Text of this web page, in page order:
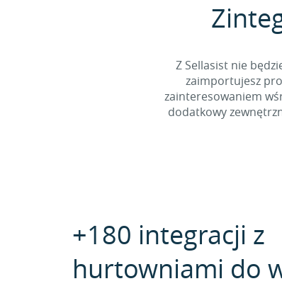
Z Sellasist nie
zaimportujesz
zainteresowaniem
dodatkowy
+180 integracji z
hurtowniami do